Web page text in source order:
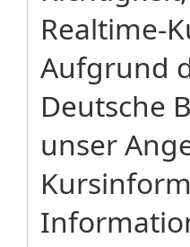
Realtime-
Aufgrund
Deutsche
unser